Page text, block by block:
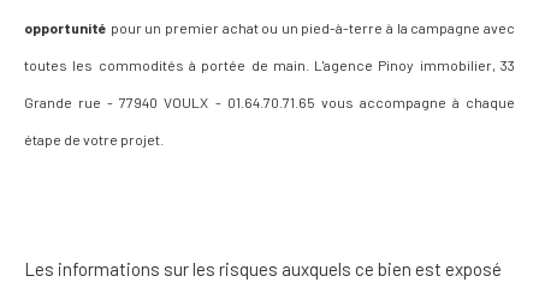
opportunité pour un premier achat ou un pied-à-terre à la campagne avec
toutes les commodités à portée de main. L'agence Pinoy immobilier, 33
Grande rue - 77940 VOULX - 01.64.70.71.65 vous accompagne à chaque
étape de votre projet.
Les informations sur les risques auxquels ce bien est exposé